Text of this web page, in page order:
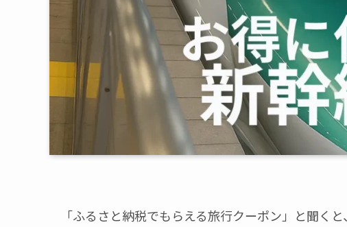
「ふるさと納税でもらえる旅行クーポン」と聞くと、